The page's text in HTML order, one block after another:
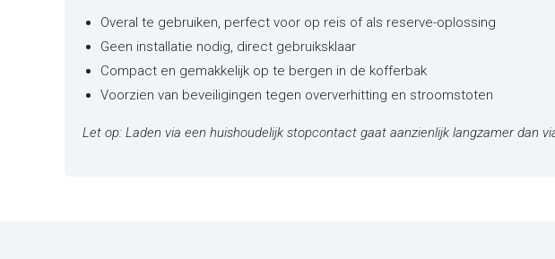
Overal te gebruiken, perfect voor op reis of als reserve-oplossing
Geen installatie nodig, direct gebruiksklaar
Compact en gemakkelijk op te bergen in de kofferbak
Voorzien van beveiligingen tegen oververhitting en stroomstoten
Let op: Laden via een huishoudelijk stopcontact gaat aanzienlijk langzamer dan